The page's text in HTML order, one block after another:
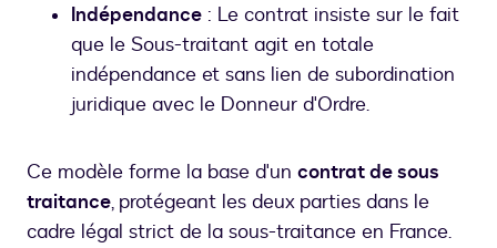
Indépendance : Le contrat insiste sur le fait
que le Sous-traitant agit en totale
indépendance et sans lien de subordination
juridique avec le Donneur d'Ordre.
Ce modèle forme la base d'un contrat de sous
traitance, protégeant les deux parties dans le
cadre légal strict de la sous-traitance en France.